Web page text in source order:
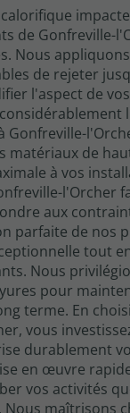
de Gonfreville-
Nous
de rejeter
l'aspect de
Gonfreville-
matériaux de
à vos
l'Orcher
aux
parfaite de nos
tout
Nous
pour
terme. En
vous
durablement
en œuvre
vos activités
maîtrisons